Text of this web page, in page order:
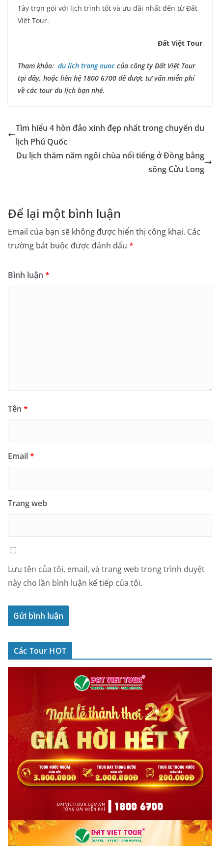
Tây trọn gói với lịch trình tốt và ưu đãi nhất đến từ Đất
Việt Tour.
Đất Việt Tour
Tham khảo: du lich trong nuoc của công ty Đất Việt Tour
tại đây, hoặc liên hệ 1800 6700 để được tư vấn miễn phí
về các tour du lịch bạn nhé.
Tìm hiểu 4 hòn đảo xinh đẹp nhất trong chuyến du
lịch Phú Quốc
Du lịch thăm năm ngôi chùa nổi tiếng ở Đồng bằng
sông Cửu Long
Để lại một bình luận
Email của bạn sẽ không được hiển thị công khai. Các
trường bắt buộc được đánh dấu *
Bình luận *
Tên *
Email*
Trang web
Lưu tên của tôi, email, và trang web trong trình duyệt
này cho lần bình luận kế tiếp của tôi.
Các Tour HOT